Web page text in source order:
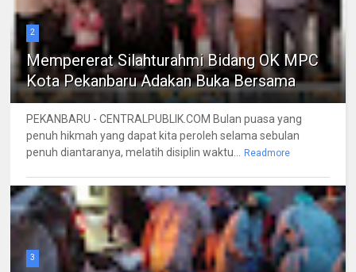
2
Mempererat Silahturahmi Bidang OK MPC
Kota Pekanbaru Adakan Buka Bersama
PEKANBARU - CENTRALPUBLIK.COM Bulan puasa yang
penuh hikmah yang dapat kita peroleh selama sebulan
penuh diantaranya, melatih disiplin waktu...
Readmore
3